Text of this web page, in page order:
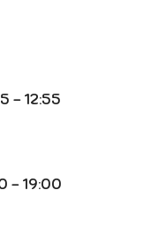
-12:55
-19:00